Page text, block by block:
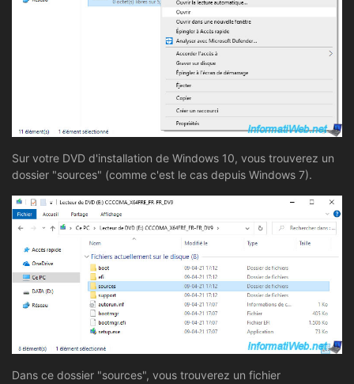
Sur votre DVD d'installation de Windows 10, vous trouverez un
dossier "sources" (comme c'est le cas depuis Windows 7).
Dans ce dossier "sources", vous trouverez un fichier